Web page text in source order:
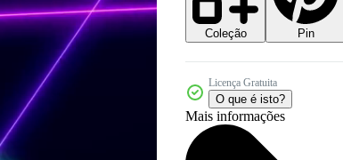
Coleção Pin
Licença Gratuita
O que é isto?
Mais informações